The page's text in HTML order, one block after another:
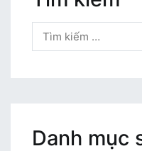
kiếm
cho:
Danh mục